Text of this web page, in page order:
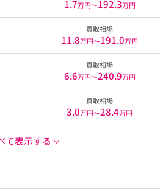
1.7万円〜192.3万円
買取相場
11.8万円〜191.0万円
買取相場
6.6万円〜240.9万円
買取相場
3.0万円〜28.4万円
て表示する